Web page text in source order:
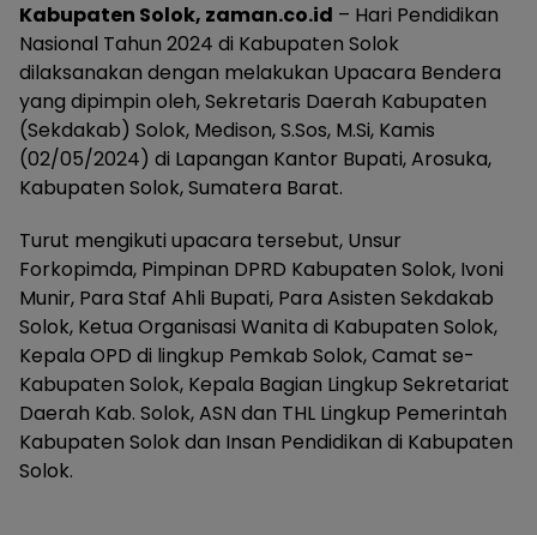
Kabupaten Solok, zaman.co.id – Hari Pendidikan
Nasional Tahun 2024 di Kabupaten Solok
dilaksanakan dengan melakukan Upacara Bendera
yang dipimpin oleh, Sekretaris Daerah Kabupaten
(Sekdakab) Solok, Medison, S.Sos, M.Si, Kamis
(02/05/2024) di Lapangan Kantor Bupati, Arosuka,
Kabupaten Solok, Sumatera Barat.
Turut mengikuti upacara tersebut, Unsur
Forkopimda, Pimpinan DPRD Kabupaten Solok, Ivoni
Munir, Para Staf Ahli Bupati, Para Asisten Sekdakab
Solok, Ketua Organisasi Wanita di Kabupaten Solok,
Kepala OPD di lingkup Pemkab Solok, Camat se-
Kabupaten Solok, Kepala Bagian Lingkup Sekretariat
Daerah Kab. Solok, ASN dan THL Lingkup Pemerintah
Kabupaten Solok dan Insan Pendidikan di Kabupaten
Solok.